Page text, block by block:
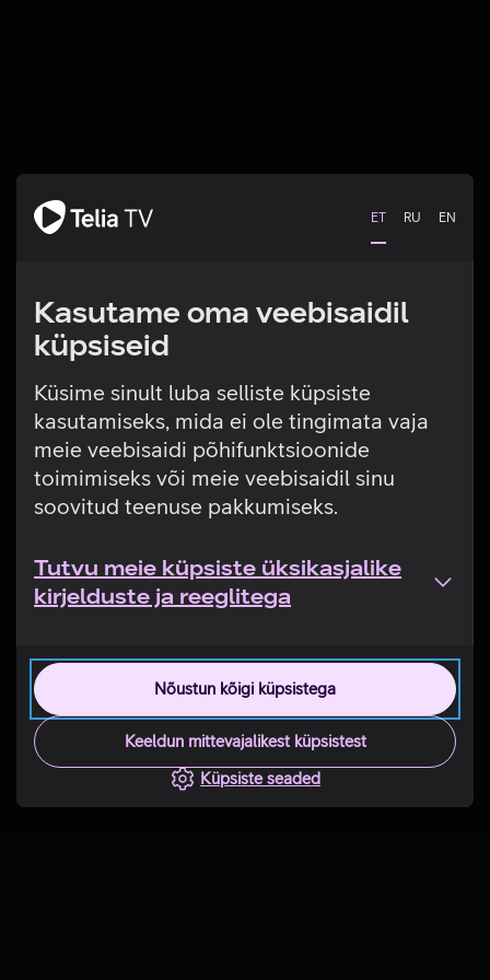
ET RU EN
Kasutame oma veebisaidil
küpsiseid
Küsime sinult luba selliste küpsiste
kasutamiseks, mida ei ole tingimata vaja
meie veebisaidi põhifunktsioonide
toimimiseks või meie veebisaidil sinu
soovitud teenuse pakkumiseks.
Tutvu meie küpsiste üksikasjalike
kirjelduste ja reeglitega
Nõustun kõigi küpsistega
Keeldun mittevajalikest küpsistest
Küpsiste seaded
Tehniline viga